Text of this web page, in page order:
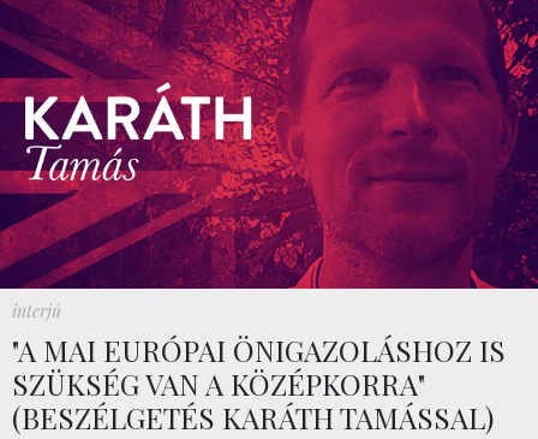
interjú
"A MAI EURÓPAI ÖNIGAZOLÁSHOZ IS
SZÜKSÉG VAN A KÖZÉPKORRA"
(BESZÉLGETÉS KARÁTH TAMÁSSAL)